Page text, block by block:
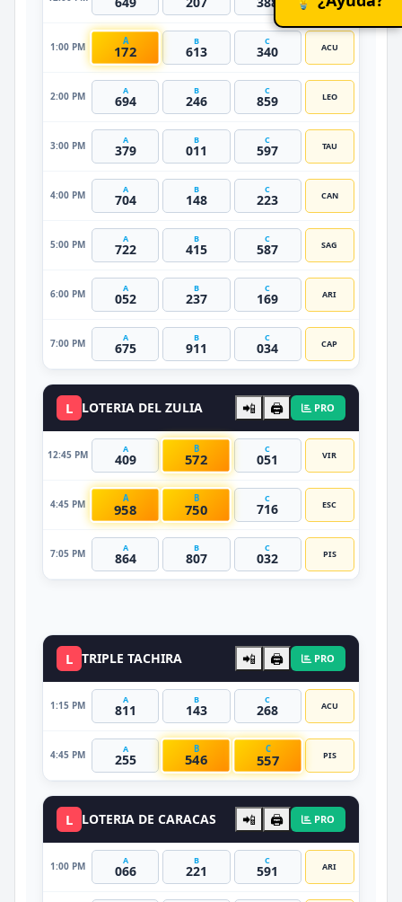
1:00 PM
A
172
B
613
C
340 ACU
2:00 PM A
694
B
246
C
859 LEO
3:00 PM A
379
B
011
C
597 TAU
4:00 PM A
704
B
148
C
223 CAN
5:00 PM A
722
B
415
C
587 SAG
6:00 PM A
052
B
237
C
169 ARI
7:00 PM A
675
B
911
C
034 CAP
L LOTERIA DEL ZULIA 📲 🖨️ PRO
12:45 PM A
409
B
572
C
051 VIR
4:45 PM
A
958
B
750
C
716 ESC
7:05 PM A
864
B
807
C
032 PIS
L TRIPLE TACHIRA 📲 🖨️ PRO
1:15 PM A
811
B
143
C
268 ACU
4:45 PM A
255
B
546
C
557 PIS
L LOTERIA DE CARACAS 📲 🖨️ PRO
1:00 PM A
066
B
221
C
591 ARI